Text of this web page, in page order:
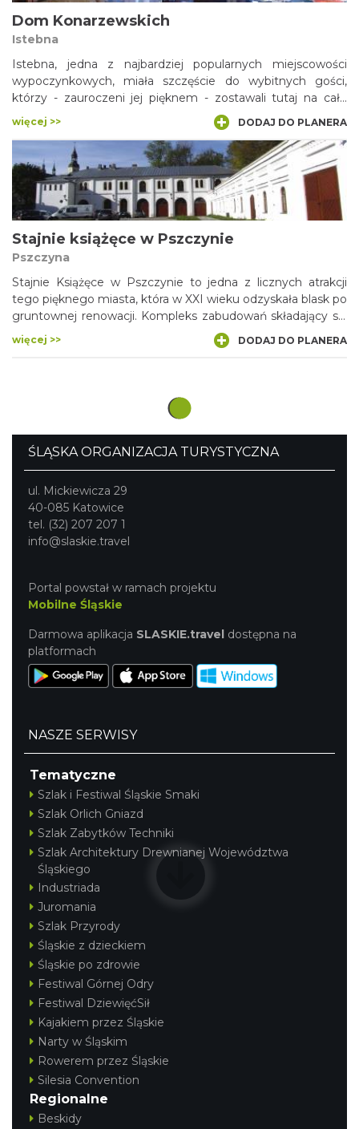
Dom Konarzewskich
Istebna
Istebna, jedna z najbardziej popularnych miejscowości
wypoczynkowych, miała szczęście do wybitnych gości,
którzy - zauroczeni jej pięknem - zostawali tutaj na całe
życie, wzbogacając miejscową kulturę. Tak było w
przypadku Ludwika Konarzewskiego seniora, wybitnego
artysty, który zapoczątkował związki Konarzewskich z
Istebną. O dziejach i twórczości tej niezwykłej rodziny
dowiemy się więcej odwiedzając ich domową pracownię i
galerię na Buczniku. Na terenie posesji stoi drewniana
kapliczka rodziny Konarzewskich, zbudowana w 1923 r. jako
wotum za powrót z Sybiru.
więcej >> DODAJ DO PLANERA
Stajnie książęce w Pszczynie
Pszczyna
Stajnie Książęce w Pszczynie to jedna z licznych atrakcji
tego pięknego miasta, która w XXI wieku odzyskała blask po
gruntownej renowacji. Kompleks zabudowań składający się
z właściwej stajni, powozowni, garaży oraz ujeżdżalni,
znajduje się nieco na północny wschód od pałacu. Obiekty
„zmodernizowano” w czasach PRL, podczas adaptacji na
więcej >> DODAJ DO PLANERA
ŚLĄSKA ORGANIZACJA TURYSTYCZNA
ul. Mickiewicza 29
40-085 Katowice
tel. (32) 207 207 1
info@slaskie.travel
Portal powstał w ramach projektu
Mobilne Śląskie
Darmowa aplikacja SLASKIE.travel dostępna na
platformach
NASZE SERWISY
Tematyczne
Szlak i Festiwal Śląskie Smaki
Szlak Orlich Gniazd
Szlak Zabytków Techniki
Szlak Architektury Drewnianej Województwa
Śląskiego
Industriada
Juromania
Szlak Przyrody
Śląskie z dzieckiem
Śląskie po zdrowie
Festiwal Górnej Odry
Festiwal DziewięćSił
Kajakiem przez Śląskie
Narty w Śląskim
Rowerem przez Śląskie
Silesia Convention
Regionalne
Beskidy